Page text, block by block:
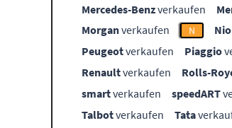
Mercedes-Benzverkaufen
Morganverkaufen N Nio
Peugeotverkaufen Piaggio
Renaultverkaufen Rolls-
smartverkaufen speedART
Talbotverkaufen Tata